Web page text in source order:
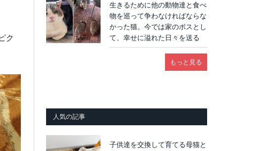
ク
生きるために他の動物達と食べ
物を巡って争わなければならな
かった猫。今では家のボスとし
て、幸せに溢れた日々を送る
もっと見る
人気の記事
子供達を交換して育てる母猫と